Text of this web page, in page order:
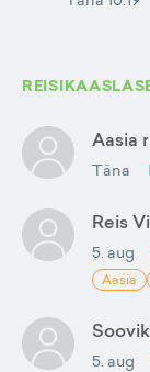
Aasia
Täna
Reis
5. aug
Aasia
5. aug